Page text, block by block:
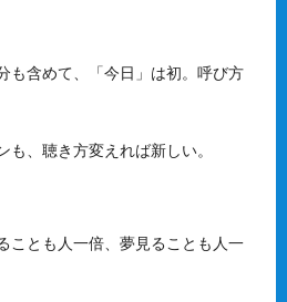
も含めて、「今日」は初。呼び方
、聴き方変えれば新しい。
ことも人一倍、夢見ることも人一